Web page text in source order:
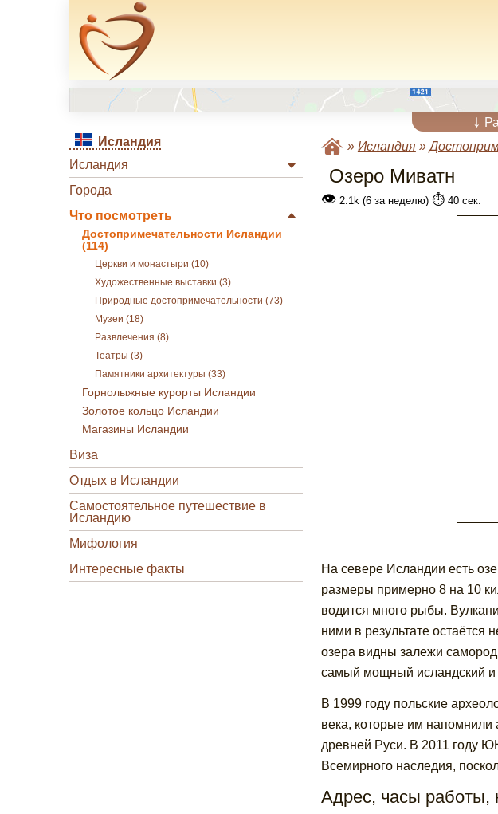
↓
Исландия
Исландия
Города
Что посмотреть
Достопримечательности Исландии
(114)
Церкви и монастыри (10)
Художественные выставки (3)
Природные достопримечательности (73)
Музеи (18)
Развлечения (8)
Театры (3)
Памятники архитектуры (33)
Горнолыжные курорты Исландии
Золотое кольцо Исландии
Магазины Исландии
Виза
Отдых в Исландии
Самостоятельное путешествие в
Исландию
Мифология
Интересные факты
» Исландия»
Озеро Миватн
👁2.1k (6 за неделю) ⏱️40 сек.
На севере Исландии есть
размеры примерно 8 на 10
водится много рыбы.
ними в результате остаётся
озера видны залежи
самый мощный исландский и
В 1999 году польские
века, которые им
древней Руси. В 2011 году
Всемирного наследия,
Адрес, часы работы,